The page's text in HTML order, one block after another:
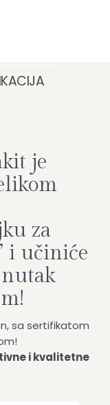
je
za
i učiniće
sa sertifikatom
i kvalitetne